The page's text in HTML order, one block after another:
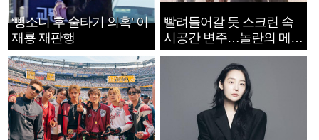
‘뺑소니 후 술타기 의혹’ 이
재룡 재판행
빨려들어갈 듯 스크린 속
시공간 변주…놀란의 메시
지는 ‘전쟁 속죄’